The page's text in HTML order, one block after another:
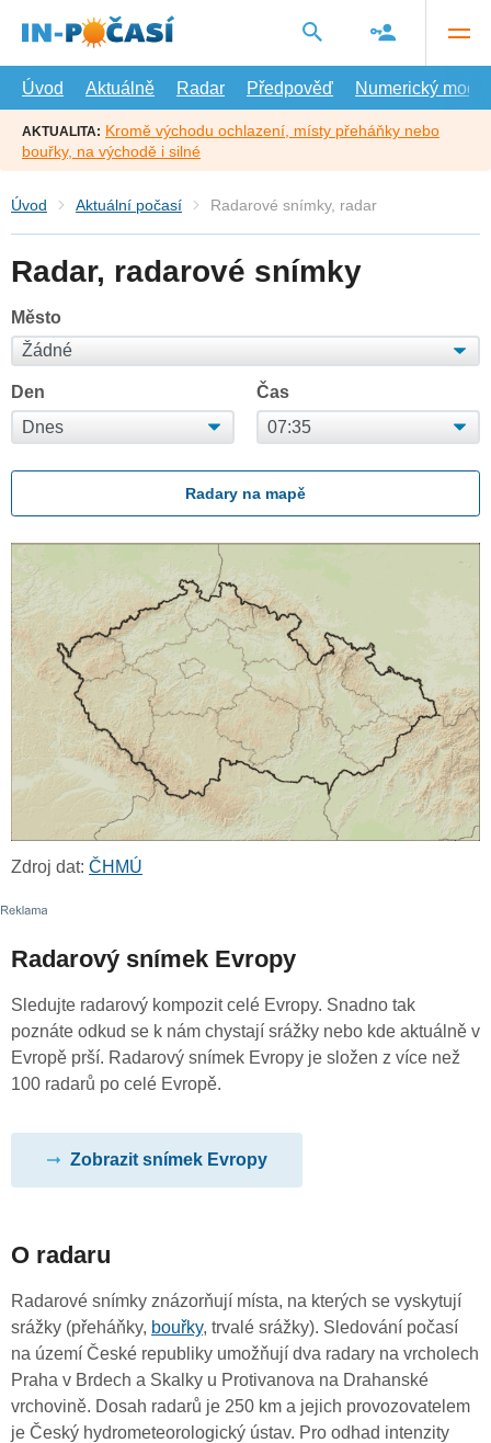
hlavní
Úvod
Aktuálně Radar Předpověď Numerický model
AKTUALITA: Kromě východu ochlazení, místy přeháňky nebo
bouřky, na východě i silné
Úvod Aktuální počasí Radarové snímky, radar
Radar, radarové snímky
Město
Den Čas
Radary na mapě
Zdroj dat: ČHMÚ
Radarový snímek Evropy
Sledujte radarový kompozit celé Evropy. Snadno tak
poznáte odkud se k nám chystají srážky nebo kde aktuálně v
Evropě prší. Radarový snímek Evropy je složen z více než
100 radarů po celé Evropě.
Zobrazit snímek Evropy
O radaru
Radarové snímky znázorňují místa, na kterých se vyskytují
srážky (přeháňky, bouřky, trvalé srážky). Sledování počasí
na území České republiky umožňují dva radary na vrcholech
Praha v Brdech a Skalky u Protivanova na Drahanské
vrchovině. Dosah radarů je 250 km a jejich provozovatelem
je Český hydrometeorologický ústav. Pro odhad intenzity